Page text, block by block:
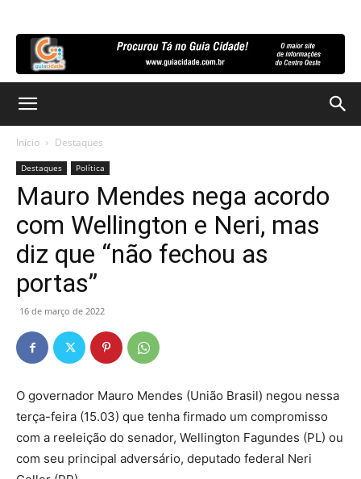
Início Destaques
Destaques Política
Mauro Mendes nega acordo
com Wellington e Neri, mas
diz que “não fechou as
portas”
16 de março de 2022
O governador Mauro Mendes (União Brasil) negou nessa
terça-feira (15.03) que tenha firmado um compromisso
com a reeleição do senador, Wellington Fagundes (PL) ou
com seu principal adversário, deputado federal Neri